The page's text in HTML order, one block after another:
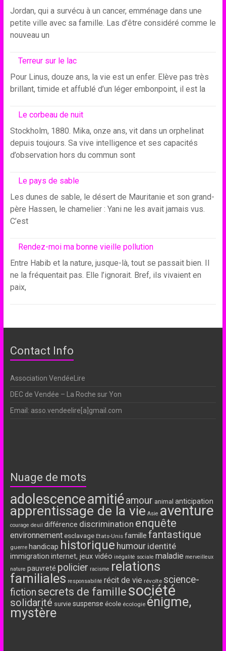
Jordan, qui a survécu à un cancer, emménage dans une
petite ville avec sa famille. Las d’être considéré comme le
nouveau un
Terreur sur le lac
Pour Linus, douze ans, la vie est un enfer. Elève pas très
brillant, timide et affublé d’un léger embonpoint, il est la
Le corbeau de nuit
Stockholm, 1880. Mika, onze ans, vit dans un orphelinat
depuis toujours. Sa vive intelligence et ses capacités
d’observation hors du commun sont
Le pays de sable
Les dunes de sable, le désert de Mauritanie et son grand-
père Hassen, le chamelier : Yani ne les avait jamais vus.
C’est
Rendez-moi ma bonne vieille pollution
Entre Habib et la nature, jusque-là, tout se passait bien. Il
ne la fréquentait pas. Elle l’ignorait. Bref, ils vivaient en
paix,
Contact Info
Association VendéeLire
DEC de Vendée – La Roche sur Yon
Email: asso.vendeelire[a]gmail.com
Nuage de mots
adolescenceamitiéamour animal anticipation
apprentissage de la vie Asie aventure
courage deuil différence discrimination enquête
environnement esclavage Etats-Unis famille fantastique
guerre handicap historique humour identité
immigration internet, jeux vidéo inégalité sociale maladie merveilleux
nature pauvreté policier racisme relations
familiales responsabilité récit de vie révolte science-
fiction secrets de famille société
solidarité survie suspense école écologie énigme,
mystère